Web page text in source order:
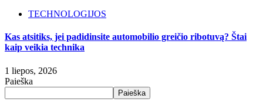
TECHNOLOGIJOS
Kas atsitiks, jei padidinsite automobilio greičio ribotuvą? Štai
kaip veikia technika
1 liepos, 2026
Paieška
Paieška